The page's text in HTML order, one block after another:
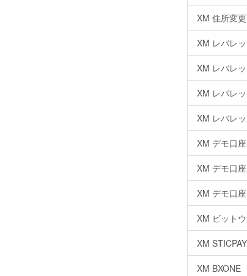
XM 住所変更
XM レバレ
XM レバレ
XM レバレ
XM レバレ
XM デモ口
XM デモ口
XM デモ口
XM ビット
XM STICPAY
XM BXONE